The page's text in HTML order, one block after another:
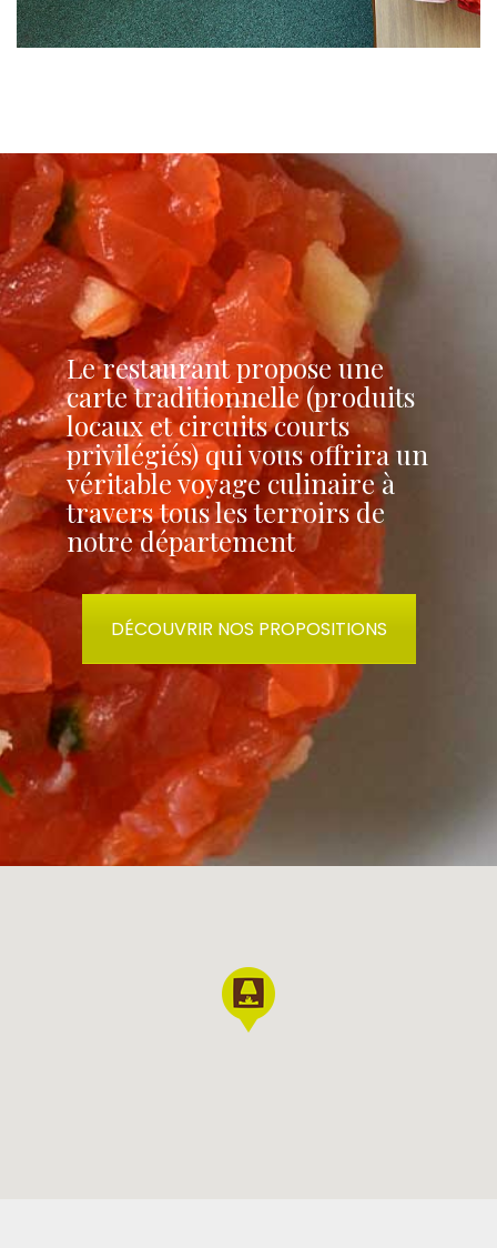
Le restaurant propose une
carte traditionnelle (produits
locaux et circuits courts
privilégiés) qui vous offrira un
véritable voyage culinaire à
travers tous les terroirs de
notre département
DÉCOUVRIR NOS PROPOSITIONS